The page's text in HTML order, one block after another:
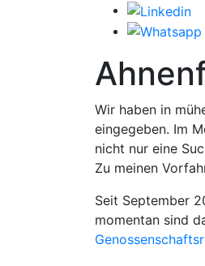
Wir haben in
eingegeben. Im
nicht nur eine
Zu meinen
Seit September
momentan sind